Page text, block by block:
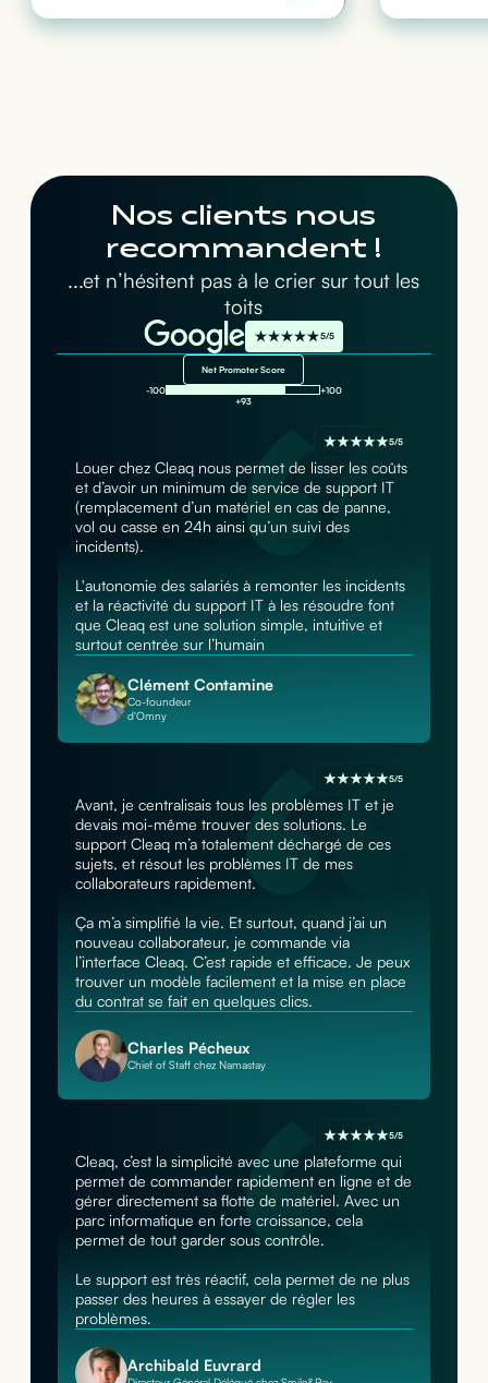
Nos clients nous
recommandent !
...et n’hésitent pas à le crier sur tout les
toits
5/5
Net Promoter Score
-100
+100
+93
5/5
Louer chez Cleaq nous permet de lisser les coûts
et d’avoir un minimum de service de support IT
(remplacement d’un matériel en cas de panne,
vol ou casse en 24h ainsi qu’un suivi des
incidents).
L'autonomie des salariés à remonter les incidents
et la réactivité du support IT à les résoudre font
que Cleaq est une solution simple, intuitive et
surtout centrée sur l’humain
Clément Contamine
Co-foundeur
d'Omny
5/5
Avant, je centralisais tous les problèmes IT et je
devais moi-même trouver des solutions. Le
support Cleaq m’a totalement déchargé de ces
sujets, et résout les problèmes IT de mes
collaborateurs rapidement.
Ça m’a simplifié la vie. Et surtout, quand j’ai un
nouveau collaborateur, je commande via
l’interface Cleaq. C’est rapide et efficace. Je peux
trouver un modèle facilement et la mise en place
du contrat se fait en quelques clics.
Charles Pécheux
Chief of Staff chez Namastay
5/5
Cleaq, c’est la simplicité avec une plateforme qui
permet de commander rapidement en ligne et de
gérer directement sa flotte de matériel. Avec un
parc informatique en forte croissance, cela
permet de tout garder sous contrôle.
Le support est très réactif, cela permet de ne plus
passer des heures à essayer de régler les
problèmes.
Archibald Euvrard